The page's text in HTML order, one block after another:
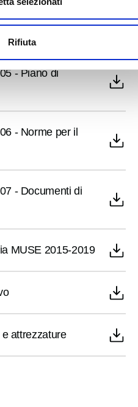
Rifiuta
- Piano di
- Norme per il
- Documenti di
MUSE 2015-2019
attrezzature